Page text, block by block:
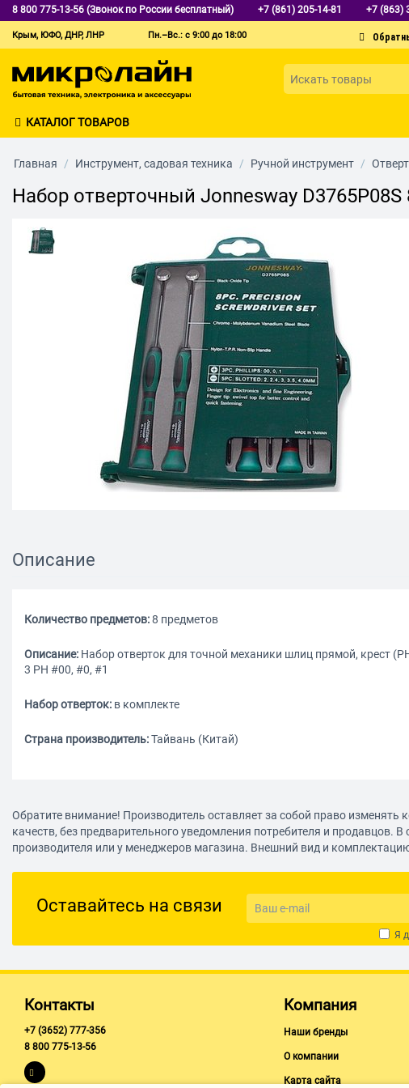
8 800 775-13-56 (Звонок по России бесплатный) +7 (861) 205-14-81 +7 (863)
Крым, ЮФО, ДНР, ЛНР Пн.–Вс.: с 9:00 до 18:00
КАТАЛОГ ТОВАРОВ
Главная / Инструмент, садовая техника / Ручной инструмент /
Набор отверточный Jonnesway
Описание
Количество предметов:8 предметов
Описание: Набор отверток для точной механики шлиц прямой, крест
3 PH #00, #0, #1
Набор отверток: в комплекте
Страна производитель:Тайвань (Китай)
Обратите внимание! Производитель оставляет за собой право
качеств, без предварительного уведомления потребителя и
производителя или у менеджеров магазина. Внешний вид и
Оставайтесь на связи
Я
Контакты
+7 (3652) 777-356
8 800 775-13-56
Компания
Наши бренды
О компании
Карта сайта